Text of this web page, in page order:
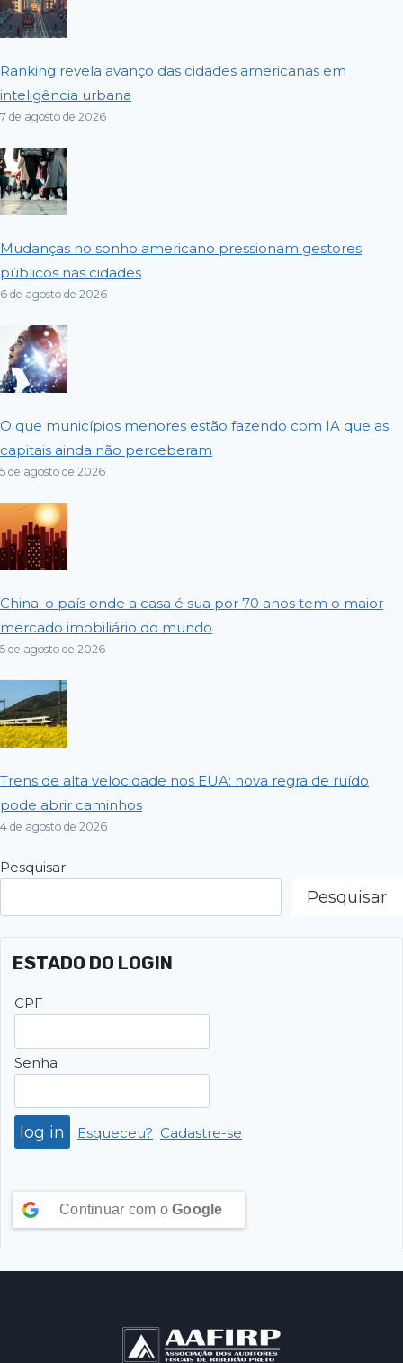
Ranking revela avanço das cidades americanas em
inteligência urbana
7 de agosto de 2026
Mudanças no sonho americano pressionam gestores
públicos nas cidades
6 de agosto de 2026
O que municípios menores estão fazendo com IA que as
capitais ainda não perceberam
5 de agosto de 2026
China: o país onde a casa é sua por 70 anos tem o maior
mercado imobiliário do mundo
5 de agosto de 2026
Trens de alta velocidade nos EUA: nova regra de ruído
pode abrir caminhos
4 de agosto de 2026
Pesquisar
Pesquisar
ESTADO DO LOGIN
CPF
Senha
Esqueceu? Cadastre-se
Continuar com o Google